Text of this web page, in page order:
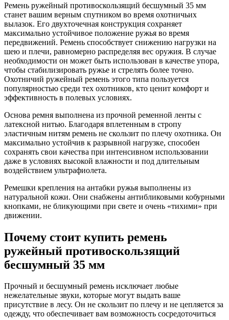
Ремень ружейный противоскользящий бесшумный 35 мм
станет вашим верным спутником во время охотничьих
вылазок. Его двухточечная конструкция сохраняет
максимально устойчивое положение ружья во время
передвижений. Ремень способствует снижению нагрузки на
шею и плечи, равномерно распределяя вес оружия. В случае
необходимости он может быть использован в качестве упора,
чтобы стабилизировать ружье и стрелять более точно.
Охотничий ружейный ремень этого типа пользуется
популярностью среди тех охотников, кто ценит комфорт и
эффективность в полевых условиях.
Основа ремня выполнена из прочной ременной ленты с
латексной нитью. Благодаря вплетенным в стропу
эластичным нитям ремень не скользит по плечу охотника. Он
максимально устойчив к разрывной нагрузке, способен
сохранять свои качества при интенсивном использовании
даже в условиях высокой влажности и под длительным
воздействием ультрафиолета.
Ремешки крепления на антабки ружья выполнены из
натуральной кожи. Они снабжены антибликовыми кобурными
кнопками, не бликующими при свете и очень «тихими» при
движении.
Почему стоит купить ремень
ружейный противоскользящий
бесшумный 35 мм
Прочный и бесшумный ремень исключает любые
нежелательные звуки, которые могут выдать ваше
присутствие в лесу. Он не скользит по плечу и не цепляется за
одежду, что обеспечивает вам возможность сосредоточиться